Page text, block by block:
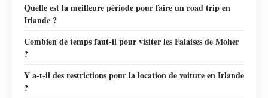
Quelle est la meilleure période pour faire un road trip en
Irlande ?
Combien de temps faut-il pour visiter les Falaises de Moher
?
Y a-t-il des restrictions pour la location de voiture en Irlande
?